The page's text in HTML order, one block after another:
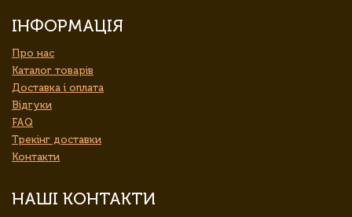
ІНФОРМАЦІЯ
Про нас
Каталог товарів
Доставка і оплата
Відгуки
FAQ
Трекінг доставки
Контакти
НАШІ КОНТАКТИ